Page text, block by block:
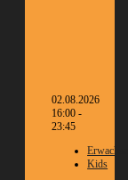
02.08.2026
16:00 -
23:45
Kids